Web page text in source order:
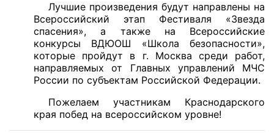
Лучшие произведения будут направлены на
Всероссийский этап Фестиваля «Звезда
спасения», а также на Всероссийские
конкурсы ВДЮОШ «Школа безопасности»,
которые пройдут в г. Москва среди работ,
направляемых от Главных управлений МЧС
России по субъектам Российской Федерации.
Пожелаем участникам Краснодарского
края побед на всероссийском уровне!